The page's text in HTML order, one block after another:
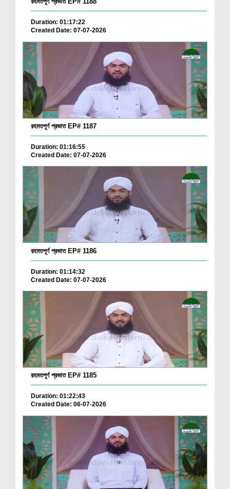
Duration: 01:17:22
Created Date: 07-07-2026
রহমতপূর্ণ প্রভাত EP# 1187
Duration: 01:16:55
Created Date: 07-07-2026
রহমতপূর্ণ প্রভাত EP# 1186
Duration: 01:14:32
Created Date: 07-07-2026
রহমতপূর্ণ প্রভাত EP# 1185
Duration: 01:22:43
Created Date: 06-07-2026